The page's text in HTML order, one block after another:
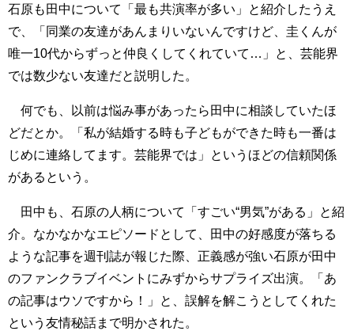
石原も田中について「最も共演率が多い」と紹介したうえ
で、「同業の友達があんまりいないんですけど、圭くんが
唯一10代からずっと仲良くしてくれていて…」と、芸能界
では数少ない友達だと説明した。
何でも、以前は悩み事があったら田中に相談していたほ
どだとか。「私が結婚する時も子どもができた時も一番は
じめに連絡してます。芸能界では」というほどの信頼関係
があるという。
田中も、石原の人柄について「すごい“男気”がある」と紹
介。なかなかなエピソードとして、田中の好感度が落ちる
ような記事を週刊誌が報じた際、正義感が強い石原が田中
のファンクラブイベントにみずからサプライズ出演。「あ
の記事はウソですから！」と、誤解を解こうとしてくれた
という友情秘話まで明かされた。